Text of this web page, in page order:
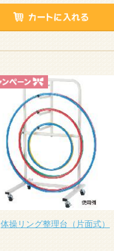
体操リング整理台（片面式）